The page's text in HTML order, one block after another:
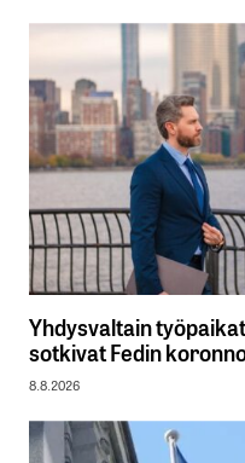
Yhdysvaltain
sotkivat Fedin
8.8.2026